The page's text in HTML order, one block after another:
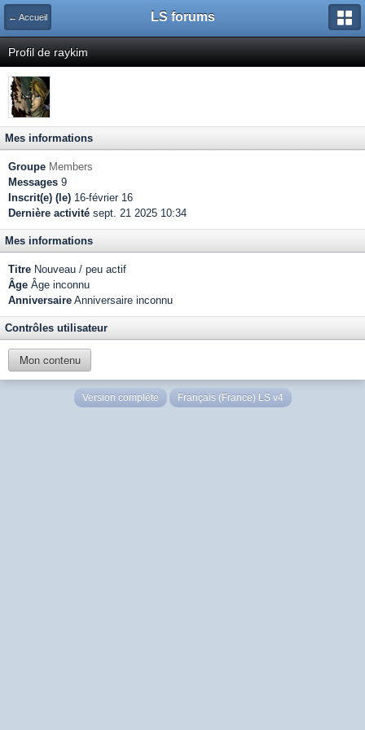
← Accueil LS forums
Profil de raykim
Mes informations
Groupe Members
Messages 9
Inscrit(e) (le) 16-février 16
Dernière activité sept. 21 2025 10:34
Mes informations
Titre Nouveau / peu actif
Âge Âge inconnu
Anniversaire Anniversaire inconnu
Contrôles utilisateur
Mon contenu
Version complète Français (France) LS v4